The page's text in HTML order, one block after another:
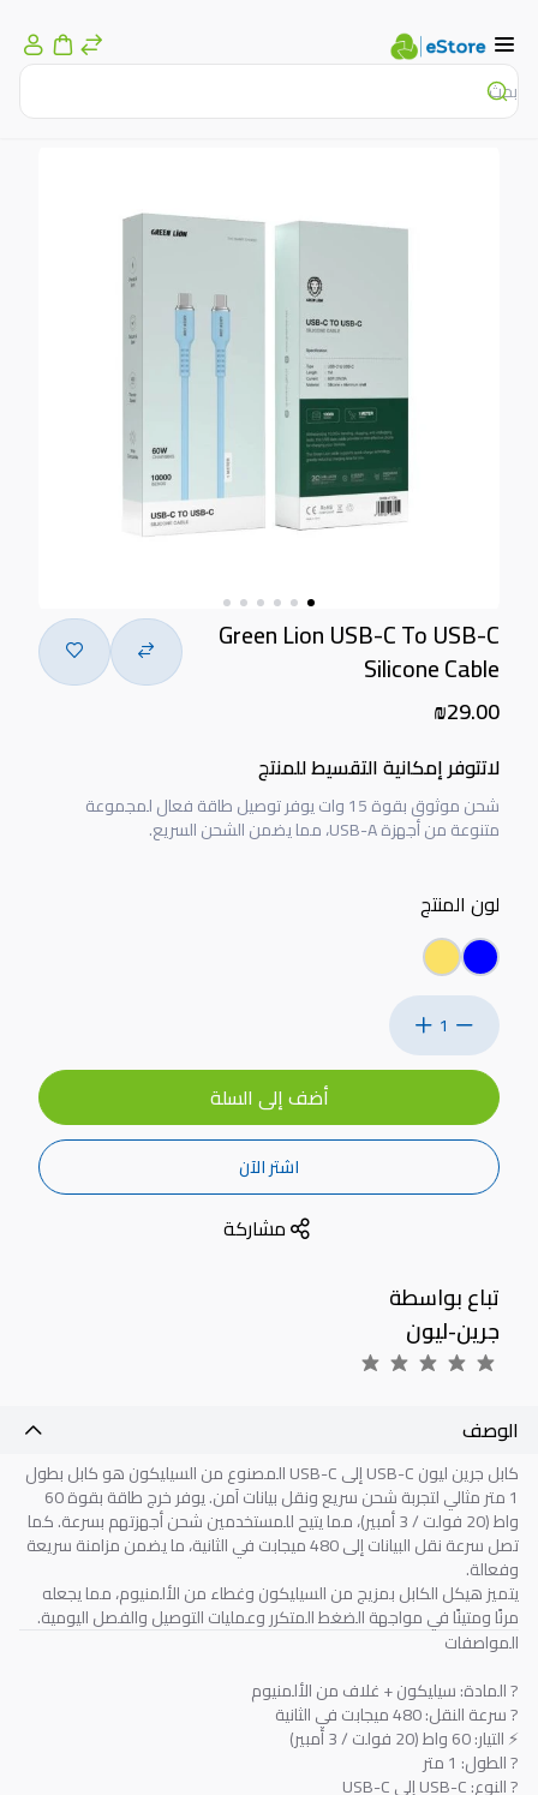
Green Lion USB-C To USB-C
Silicone Cable
₪29.00
لاتتوفر إمكانية التقسيط للمنتج
شحن موثوق بقوة 15 وات يوفر توصيل طاقة فعال لمجموعة
متنوعة من أجهزة USB-A، مما يضمن الشحن السريع.
لون المنتج
1
أضف إلى السلة
اشتر الآن
مشاركة
تباع بواسطة
جرين-ليون
الوصف
كابل جرين ليون USB-C إلى USB-C المصنوع من السيليكون هو كابل بطول
1 متر مثالي لتجربة شحن سريع ونقل بيانات آمن. يوفر خرج طاقة بقوة 60
واط (20 فولت / 3 أمبير)، مما يتيح للمستخدمين شحن أجهزتهم بسرعة. كما
تصل سرعة نقل البيانات إلى 480 ميجابت في الثانية، ما يضمن مزامنة سريعة
وفعالة.
يتميز هيكل الكابل بمزيج من السيليكون وغطاء من الألمنيوم، مما يجعله
مرنًا ومتينًا في مواجهة الضغط المتكرر وعمليات التوصيل والفصل اليومية.
المواصفات
? المادة: سيليكون + غلاف من الألمنيوم
? سرعة النقل: 480 ميجابت في الثانية
⚡ التيار: 60 واط (20 فولت / 3 أمبير)
? الطول: 1 متر
? النوع: USB-C إلى USB-C